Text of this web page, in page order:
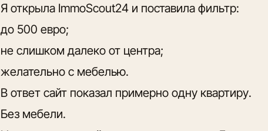
Я открыла ImmoScout24 и поставила фильтр:
до 500 евро;
не слишком далеко от центра;
желательно с мебелью.
В ответ сайт показал примерно одну квартиру.
Без мебели.